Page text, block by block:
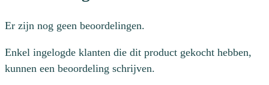
Er zijn nog geen beoordelingen.
Enkel ingelogde klanten die dit product gekocht hebben,
kunnen een beoordeling schrijven.